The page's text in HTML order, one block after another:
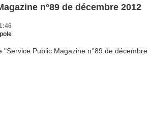
n°89 de décembre 2012